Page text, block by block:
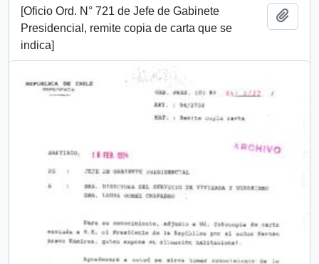
[Oficio Ord. N° 721 de Jefe de Gabinete
Presidencial, remite copia de carta que se
indica]